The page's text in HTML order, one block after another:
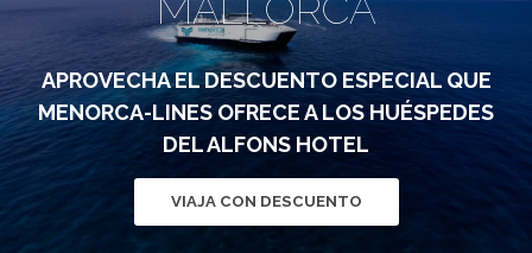
MALLORCA
APROVECHA EL DESCUENTO ESPECIAL QUE
MENORCA-LINES OFRECE A LOS HUÉSPEDES
DEL ALFONS HOTEL
VIAJA CON DESCUENTO